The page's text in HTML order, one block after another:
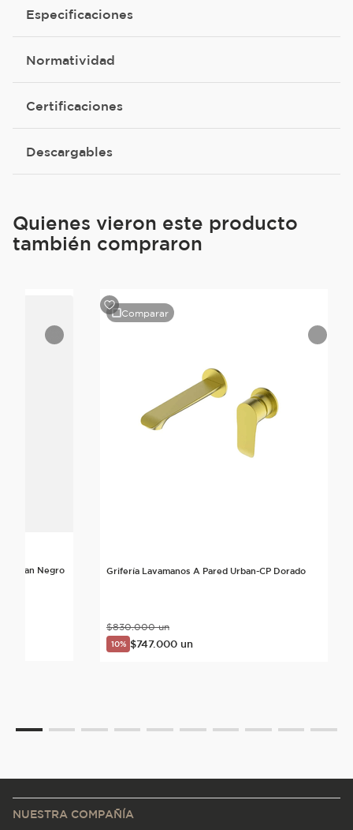
Especificaciones
Normatividad
Certificaciones
Descargables
Quienes vieron este producto
también compraron
Urban Negro
Comparar
Grifería Lavamanos A Pared Urban-CP Dorado
$830.000 un
10% $747.000 un
NUESTRA COMPAÑÍA